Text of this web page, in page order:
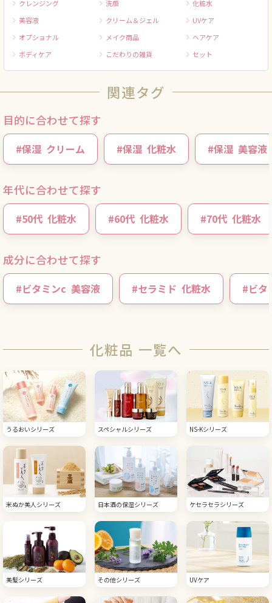
クレンジング
洗顔
化粧水
美容液
クリーム＆ジェル
UVケア
オプショナル
メイク商品
ヘアケア
ボディケア
こだわりの雑貨 セット
関連タグ
目的に合わせて探す
#保湿 クリーム #保湿 化粧水 #保湿 美容液
年代に合わせて探す
#50代 化粧水 #60代 化粧水 #70代 化粧水
成分に合わせて探す
#ビタミンc 美容液 #セラミド 化粧水 #ビタ
化粧品 一覧へ
うるおいシリーズ スペシャルシリーズ NS-Kシリーズ
米ぬか美人シリーズ 日本酒の保湿シリーズ ケセラセラシリーズ
美髪シリーズ その他シリーズ UVケア